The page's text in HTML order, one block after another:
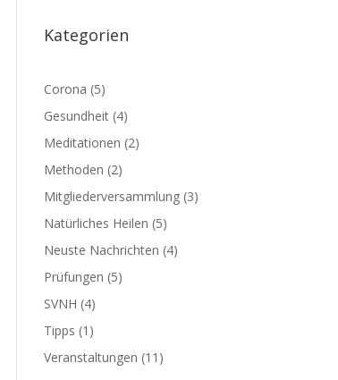
Kategorien
Corona (5)
Gesundheit (4)
Meditationen (2)
Methoden (2)
Mitgliederversammlung (3)
Natürliches Heilen (5)
Neuste Nachrichten (4)
Prüfungen (5)
SVNH (4)
Tipps (1)
Veranstaltungen (11)